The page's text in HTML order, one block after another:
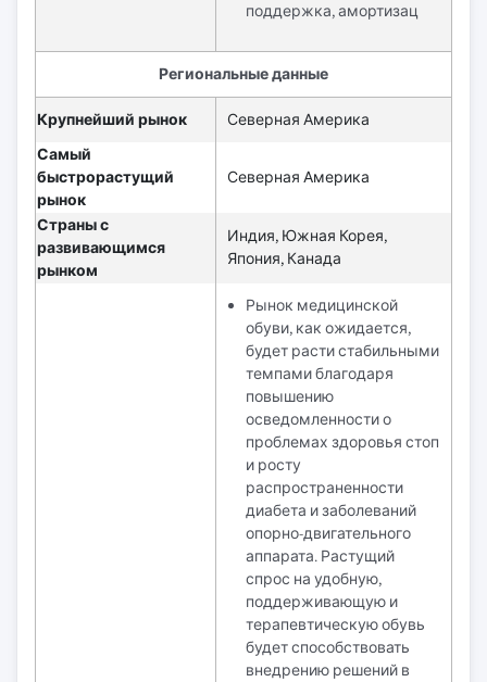
поддержка, амортизац
Региональные данные
Крупнейший рынок
Северная Америка
Самый
быстрорастущий
рынок
Северная Америка
Страны с
развивающимся
рынком
Индия, Южная Корея,
Япония, Канада
Рынок медицинской
обуви, как ожидается,
будет расти стабильными
темпами благодаря
повышению
осведомленности о
проблемах здоровья стоп
и росту
распространенности
диабета и заболеваний
опорно-двигательного
аппарата. Растущий
спрос на удобную,
поддерживающую и
терапевтическую обувь
будет способствовать
внедрению решений в